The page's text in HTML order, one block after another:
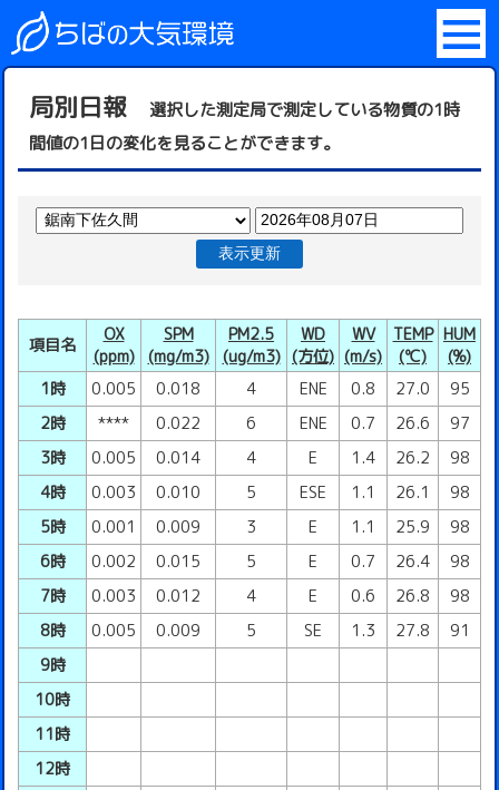
局別日報
選択した測定局で測定している物質の1時
間値の1日の変化を見ることができます。
表示更新
項目名
OX
(ppm)
SPM
(mg/m3)
PM2.5
(ug/m3)
WD
(方位)
WV
(m/s)
TEMP
(℃)
HUM
(%)
1時
0.005 0.018 4 ENE 0.8 27.0
95
2時
**** 0.022 6 ENE 0.7 26.6
97
3時
0.005 0.014 4 E 1.4 26.2
98
4時
0.003 0.010 5 ESE 1.1 26.1
98
5時
0.001 0.009 3 E 1.1 25.9
98
6時
0.002 0.015 5 E 0.7 26.4
98
7時
0.003 0.012 4 E 0.6 26.8
98
8時
0.005 0.009 5 SE 1.3 27.8
91
9時
10時
11時
12時